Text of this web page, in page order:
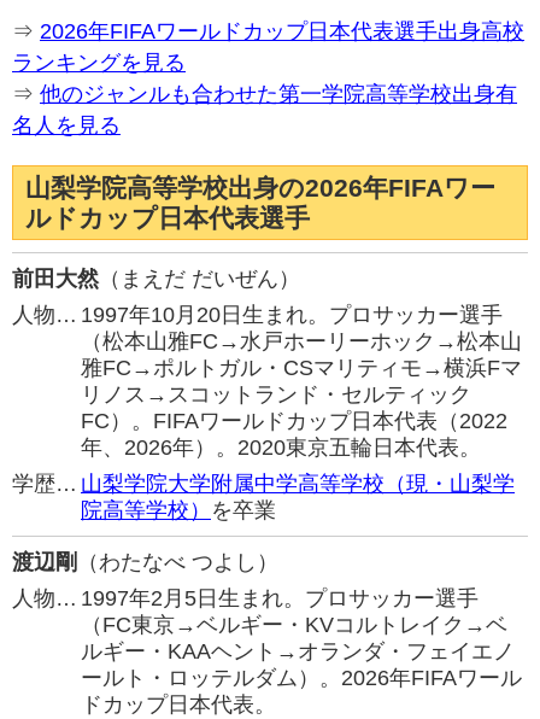
⇒ 2026年FIFAワールドカップ日本代表選手出身高校
ランキングを見る
⇒ 他のジャンルも合わせた第一学院高等学校出身有
名人を見る
山梨学院高等学校出身の2026年FIFAワー
ルドカップ日本代表選手
前田大然（まえだ だいぜん）
人物… 1997年10月20日生まれ。プロサッカー選手
（松本山雅FC→水戸ホーリーホック→松本山
雅FC→ポルトガル・CSマリティモ→横浜Fマ
リノス→スコットランド・セルティック
FC）。FIFAワールドカップ日本代表（2022
年、2026年）。2020東京五輪日本代表。
学歴… 山梨学院大学附属中学高等学校（現・山梨学
院高等学校） を卒業
渡辺剛
（わたなべ つよし）
人物… 1997年2月5日生まれ。プロサッカー選手
（FC東京→ベルギー・KVコルトレイク→ベ
ルギー・KAAヘント→オランダ・フェイエノ
ールト・ロッテルダム）。2026年FIFAワール
ドカップ日本代表。